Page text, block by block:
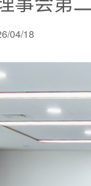
04/18